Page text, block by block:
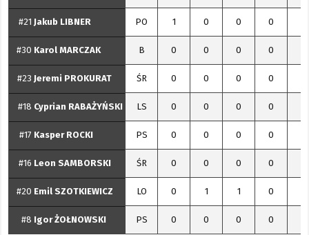
#21 Jakub LIBNER PO 1 0 0 0
#30 Karol MARCZAK B 0 0 0 0
#23 Jeremi PROKURAT ŚR 0 0 0 0
#18 Cyprian RABAŻYŃSKI LS 0 0 0 0
#17 Kasper ROCKI PS 0 0 0 0
#16 Leon SAMBORSKI ŚR 0 0 0 0
#20 Emil SZOTKIEWICZ LO 0 1 1 0
#8 IgorŻOŁNOWSKI PS 0 0 0 0